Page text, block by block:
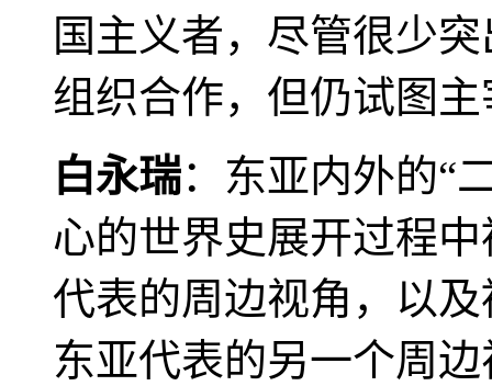
国主义者，尽管很少
组织合作，但仍试图
白永瑞：东亚内外的“
心的世界史展开过程
代表的周边视角，以
东亚代表的另一个周